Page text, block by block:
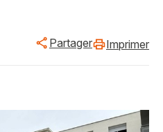
Partager Imprimer